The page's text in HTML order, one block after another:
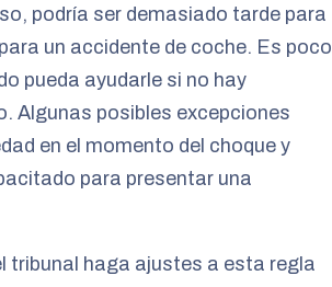
podría ser demasiado tarde para
un accidente de coche. Es poco
pueda ayudarle si no hay
Algunas posibles excepciones
en el momento del choque y
para presentar una
tribunal haga ajustes a esta regla